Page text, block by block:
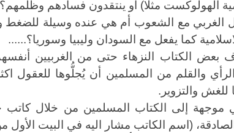
الهولوكست مثلا) او ينتقدون فسادهم وظلمهم؟
الغربي مع الشعوب أم هي عنده وسيلة للضغط
كما يفعل مع السودان وليبيا وسوريا؟......
بعض الكتاب النزهاء حتى من الغربيين
والقلم من المسلمين أن يُجلُّوها للعقول اكثر
للغش والتزوير.
إلى الكتاب المسلمين من خلال كاتب
الصادقة، (اسم الكاتب مشار اليه في البيت الأول